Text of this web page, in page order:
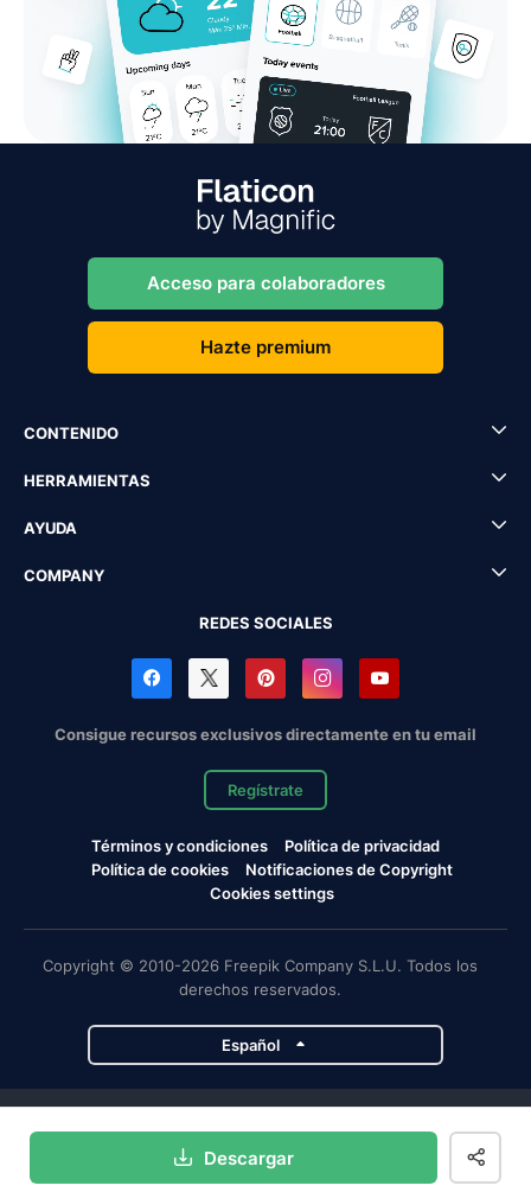
Descargar
Acceso para colaboradores
Hazte premium
CONTENIDO
HERRAMIENTAS
AYUDA
COMPANY
REDES SOCIALES
Consigue recursos exclusivos directamente en tu email
Regístrate
Términos y condiciones
Política de privacidad
Política de cookies
Notificaciones de Copyright
Cookies settings
Copyright © 2010-2026 Freepik Company S.L.U. Todos los
derechos reservados.
Español
Magnific Flaticon